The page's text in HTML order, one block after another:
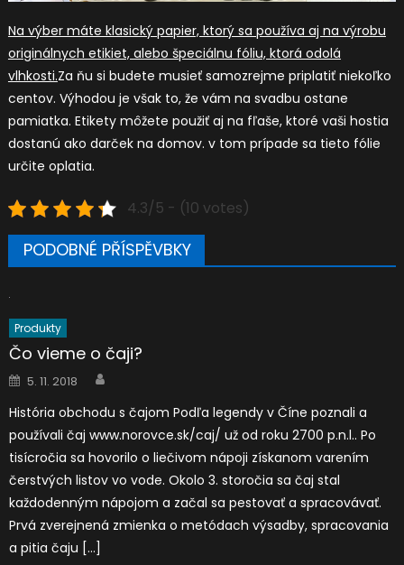
Na výber máte klasický papier, ktorý sa používa aj na výrobu
originálnych etikiet, alebo špeciálnu fóliu, ktorá odolá
vlhkosti.Za ňu si budete musieť samozrejme priplatiť niekoľko
centov. Výhodou je však to, že vám na svadbu ostane
pamiatka. Etikety môžete použiť aj na fľaše, ktoré vaši hostia
dostanú ako darček na domov. v tom prípade sa tieto fólie
určite oplatia.
4.3/5 - (10 votes)
PODOBNÉ PŘÍSPĚVBKY
Produkty
Čo vieme o čaji?
Posted
on
5. 11. 2018
História obchodu s čajom Podľa legendy v Číne poznali a
používali čaj www.norovce.sk/caj/ už od roku 2700 p.n.l.. Po
tisícročia sa hovorilo o liečivom nápoji získanom varením
čerstvých listov vo vode. Okolo 3. storočia sa čaj stal
každodenným nápojom a začal sa pestovať a spracovávať.
Prvá zverejnená zmienka o metódach výsadby, spracovania
a pitia čaju […]